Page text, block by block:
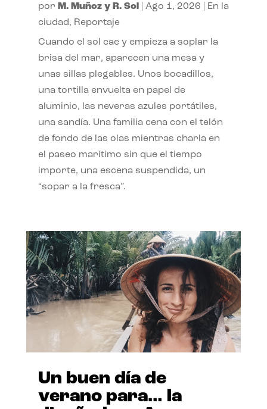
por M. Muñoz y R. Sol| Ago 1, 2026
En la
ciudad, Reportaje
Cuando el sol cae y empieza a soplar la
brisa del mar, aparecen una mesa y
unas sillas plegables. Unos bocadillos,
una tortilla envuelta en papel de
aluminio, las neveras azules portátiles,
una sandía. Una familia cena con el telón
de fondo de las olas mientras charla en
el paseo marítimo sin que el tiempo
importe, una escena suspendida, un
“sopar a la fresca”.
Un buen día de
verano para… la